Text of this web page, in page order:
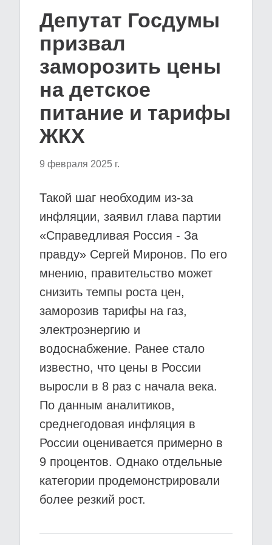
Депутат Госдумы
призвал
заморозить цены
на детское
питание и тарифы
ЖКХ
9 февраля 2025 г.
Такой шаг необходим из-за
инфляции, заявил глава партии
«Справедливая Россия - За
правду» Сергей Миронов. По его
мнению, правительство может
снизить темпы роста цен,
заморозив тарифы на газ,
электроэнергию и
водоснабжение. Ранее стало
известно, что цены в России
выросли в 8 раз с начала века.
По данным аналитиков,
среднегодовая инфляция в
России оценивается примерно в
9 процентов. Однако отдельные
категории продемонстрировали
более резкий рост.